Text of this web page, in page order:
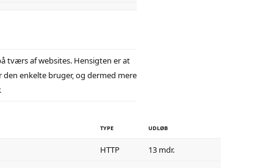
tværs af websites. Hensigten er at
enkelte bruger, og dermed mere
TYPE UDLØB
HTTP 13 mdr.